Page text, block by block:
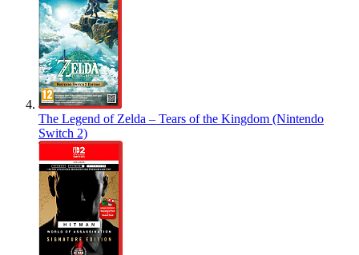
The Legend of Zelda – Tears of the Kingdom (Nintendo
Switch 2)